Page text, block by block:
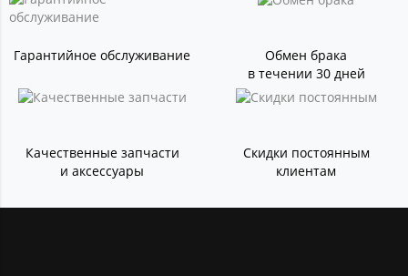
Гарантийное обслуживание
Обмен брака
в течении 30 дней
Качественные запчасти
и аксессуары
Скидки постоянным
клиентам